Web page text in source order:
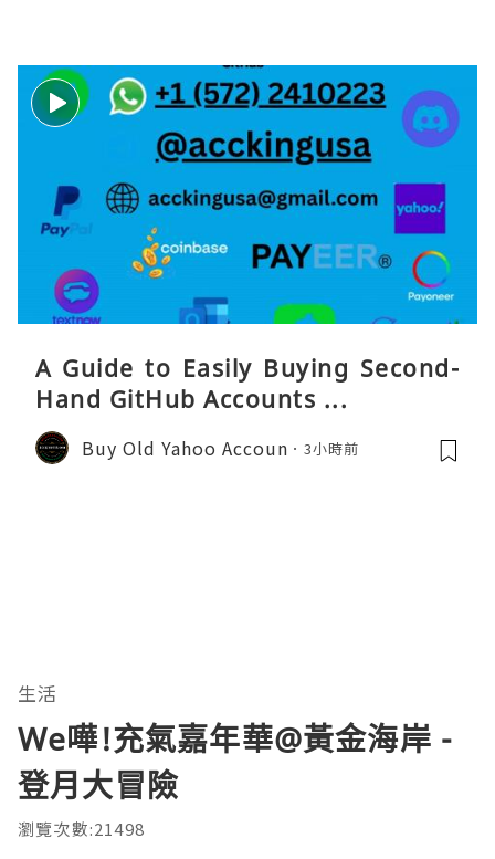
A Guide to Easily Buying Second-
Hand GitHub Accounts ...
Buy Old Yahoo Accoun 3小時前
生活
We嘩!充氣嘉年華@黃金海岸 -
登月大冒險
瀏覽次數:21498